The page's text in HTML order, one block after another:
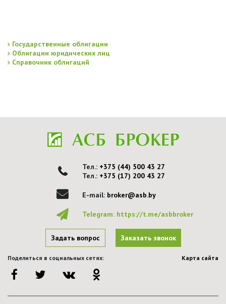
Государственные облигации
Облигации юридических лиц
Справочник облигаций
Тел.: +375 (44) 500 43 27
Тел.: +375 (17) 200 43 27
E-mail: broker@asb.by
Telegram: https://t.me/asbbroker
Задать вопрос Заказать звонок
Поделиться в социальных сетях: Карта сайта